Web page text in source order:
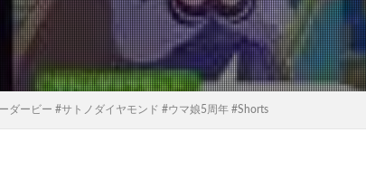
ダービー #サトノダイヤモンド #ウマ娘5周年 #Shorts